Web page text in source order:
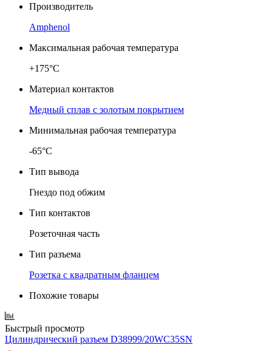
Производитель
Amphenol
Максимальная рабочая температура
+175°C
Материал контактов
Медный сплав с золотым покрытием
Минимальная рабочая температура
-65°C
Тип вывода
Гнездо под обжим
Тип контактов
Розеточная часть
Тип разъема
Розетка с квадратным фланцем
Похожие товары
Быстрый просмотр
Цилиндрический разъем D38999/20WC35SN